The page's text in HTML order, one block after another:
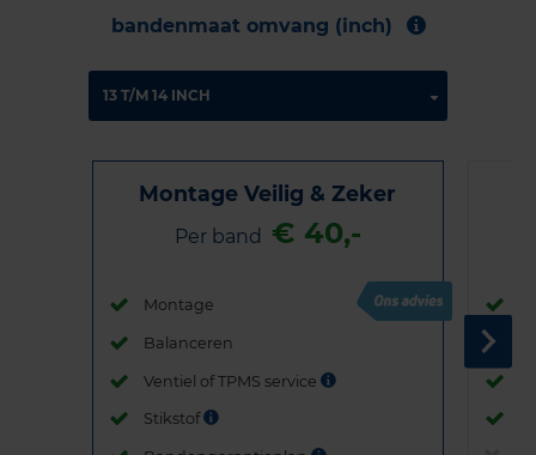
bandenmaat omvang (inch)
Montage Veilig & Zeker
Per band € 40,-
Montage
Balanceren
Ventiel of TPMS service
Stikstof